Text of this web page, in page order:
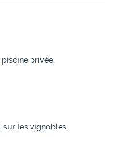
privée.
sur les vignobles.